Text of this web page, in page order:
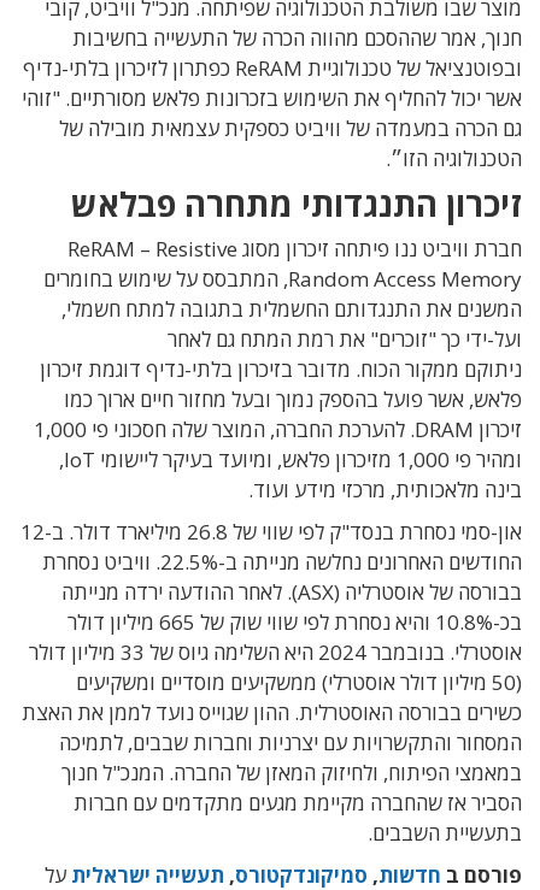
מוצר שבו משולבת הטכנולוגיה שפיתחה. מנכ"ל וויביט, קובי
חנוך, אמר שההסכם מהווה הכרה של התעשייה בחשיבות
ובפוטנציאל של טכנולוגיית ReRAM כפתרון לזיכרון בלתי-נדיף
אשר יכול להחליף את השימוש בזכרונות פלאש מסורתיים. "זוהי
גם הכרה במעמדה של וויביט כספקית עצמאית מובילה של
הטכנולוגיה הזו״.
זיכרון התנגדותי מתחרה פבלאש
חברת וויביט ננו פיתחה זיכרון מסוג ReRAM – Resistive
Random Access Memory
, המתבסס על שימוש בחומרים
המשנים את התנגדותם החשמלית בתגובה למתח חשמלי,
ועל-ידי כך "זוכרים" את רמת המתח גם לאחר
ניתוקם ממקור הכוח. מדובר בזיכרון בלתי-נדיף דוגמת זיכרון
פלאש, אשר פועל בהספק נמוך ובעל מחזור חיים ארוך כמו
זיכרון DRAM.
להערכת החברה, המוצר שלה חסכוני פי 1,000
ומהיר פי 1,000 מזיכרון פלאש, ומיועד בעיקר ליישומי
IoT
,
בינה מלאכותית, מרכזי מידע ועוד.
און-סמי נסחרת בנסד"ק לפי שווי של 26.8 מיליארד דולר. ב-12
החודשים האחרונים נחלשה מנייתה ב-22.5%. וויביט נסחרת
בבורסה של אוסטרליה (ASX). לאחר ההודעה ירדה מנייתה
בכ-10.8% והיא נסחרת לפי שווי שוק של 665 מיליון דולר
אוסטרלי. בנובמבר 2024 היא השלימה גיוס של 33 מיליון דולר
(50 מיליון דולר אוסטרלי) ממשקיעים מוסדיים ומשקיעים
כשירים בבורסה האוסטרלית. ההון שגוייס נועד לממן את האצת
המסחור והתקשרויות עם יצרניות וחברות שבבים, לתמיכה
במאמצי הפיתוח, ולחיזוק המאזן של החברה. המנכ"ל חנוך
הסביר אז שהחברה מקיימת מגעים מתקדמים עם חברות
בתעשיית השבבים.
פורסם ב חדשות, סמיקונדקטורס, תעשייה ישראלית על